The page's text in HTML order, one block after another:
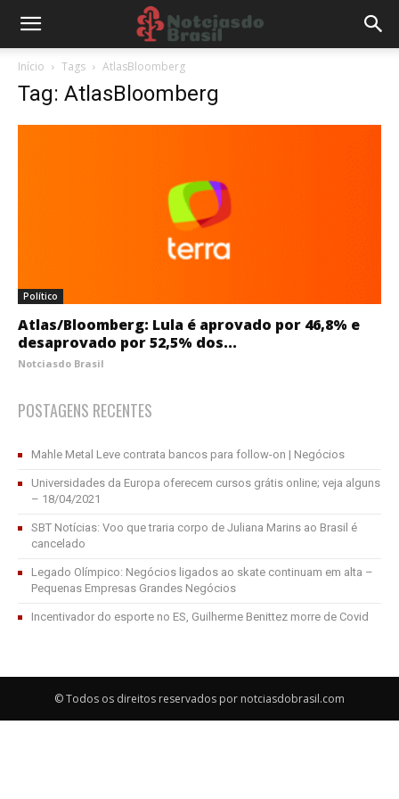
Início Tags AtlasBloomberg
Tag: AtlasBloomberg
Político
Atlas/Bloomberg: Lula é aprovado por 46,8% e
desaprovado por 52,5% dos...
Notciasdo Brasil
POSTAGENS RECENTES
Mahle Metal Leve contrata bancos para follow-on | Negócios
Universidades da Europa oferecem cursos grátis online; veja alguns
– 18/04/2021
SBT Notícias: Voo que traria corpo de Juliana Marins ao Brasil é
cancelado
Legado Olímpico: Negócios ligados ao skate continuam em alta –
Pequenas Empresas Grandes Negócios
Incentivador do esporte no ES, Guilherme Benittez morre de Covid
© Todos os direitos reservados por notciasdobrasil.com